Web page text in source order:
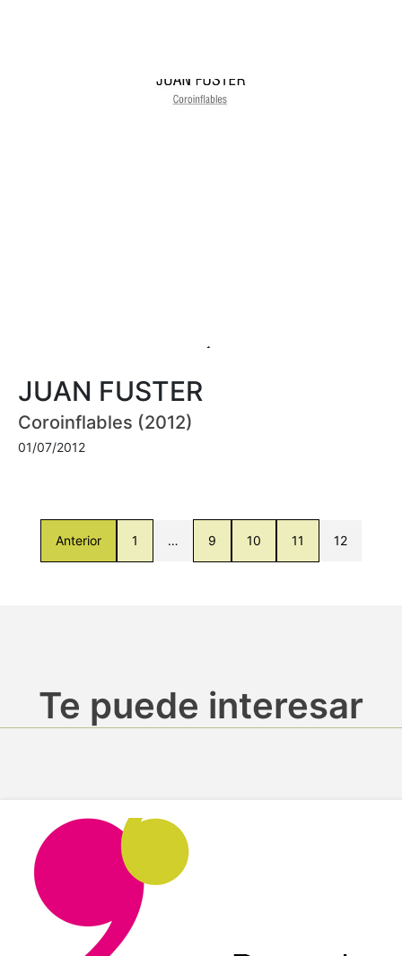
JUAN FUSTER
Coroinflables (2012)
01/07/2012
Anterior 1 … 9 10 11 12
Te puede interesar